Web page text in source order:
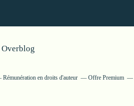
Overblog
Rémunération en droits d'auteur Offre Premium